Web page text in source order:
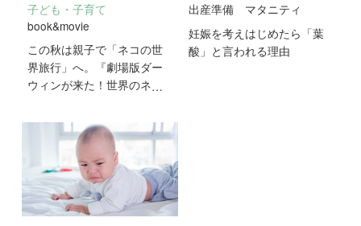
子ども・子育て
book&movie
この秋は親子で「ネコの世
界旅行」へ。『劇場版ダー
ウィンが来た！世界のネコ
公開！
出産準備
マタニティ
妊娠を考えはじめたら「葉
酸」と言われる理由